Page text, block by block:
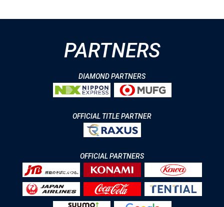
PARTNERS
DIAMOND PARTNERS
OFFICIAL TITLE PARTNER
OFFICIAL PARTNERS